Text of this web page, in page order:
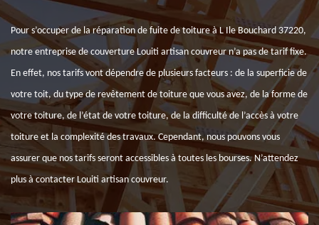
Pour s’occuper de la réparation de fuite de toiture à L Ile Bouchard 37220,
notre entreprise de couverture Louiti artisan couvreur n’a pas de tarif fixe.
En effet, nos tarifs vont dépendre de plusieurs facteurs : de la superficie de
votre toit, du type de revêtement de toiture que vous avez, de la forme de
votre toiture, de l’état de votre toiture, de la difficulté de l’accès à votre
toiture et la complexité des travaux. Cependant, nous pouvons vous
assurer que nos tarifs seront accessibles à toutes les bourses. N’attendez
plus à contacter Louiti artisan couvreur.